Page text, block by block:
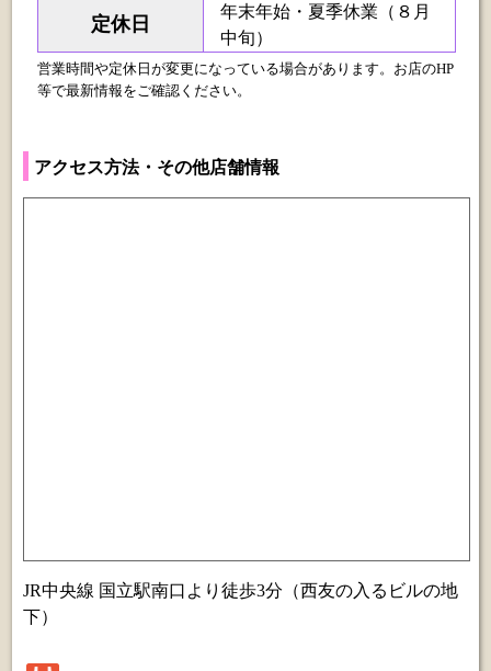
定休日
年末年始・夏季休業（８月
中旬）
営業時間や定休日が変更になっている場合があります。お店のHP
等で最新情報をご確認ください。
アクセス方法・その他店舗情報
JR中央線 国立駅南口より徒歩3分（西友の入るビルの地
下）